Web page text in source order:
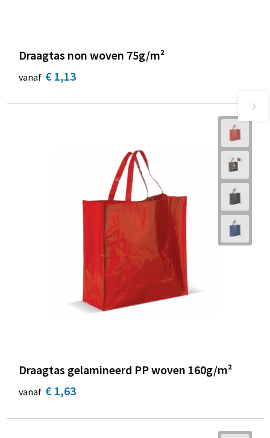
Draagtas non woven 75g/m²
vanaf € 1,13
Draagtas gelamineerd PP woven 160g/m²
vanaf € 1,63